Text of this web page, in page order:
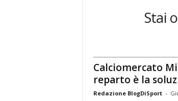
Stai
Calciomercato
reparto è la
Redazione BlogDiSport -